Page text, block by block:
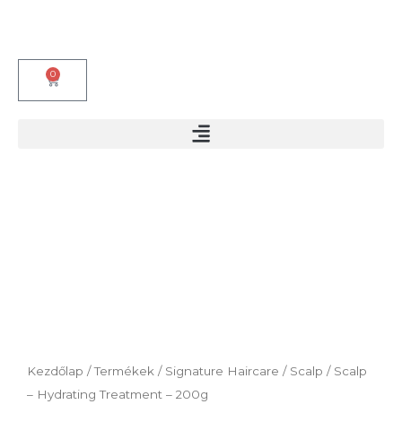
content
0
Kosár
Kezdőlap /Termékek / Signature Haircare / Scalp / Scalp
– Hydrating Treatment – 200g